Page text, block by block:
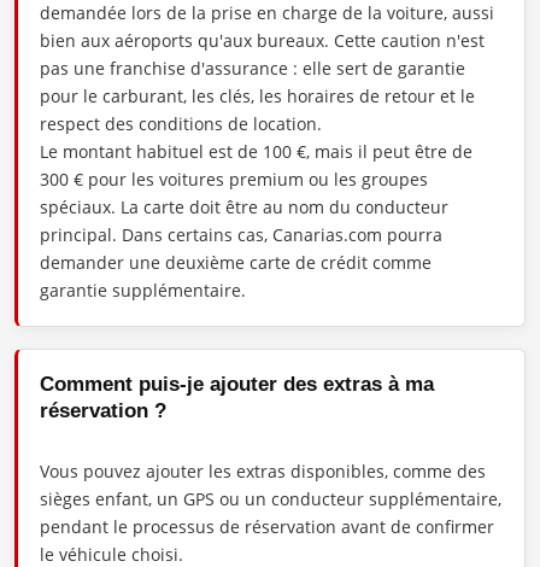
demandée lors de la prise en charge de la voiture, aussi
bien aux aéroports qu'aux bureaux. Cette caution n'est
pas une franchise d'assurance : elle sert de garantie
pour le carburant, les clés, les horaires de retour et le
respect des conditions de location.
Le montant habituel est de 100 €, mais il peut être de
300 € pour les voitures premium ou les groupes
spéciaux. La carte doit être au nom du conducteur
principal. Dans certains cas, Canarias.com pourra
demander une deuxième carte de crédit comme
garantie supplémentaire.
Comment puis-je ajouter des extras à ma
réservation ?
Vous pouvez ajouter les extras disponibles, comme des
sièges enfant, un GPS ou un conducteur supplémentaire,
pendant le processus de réservation avant de confirmer
le véhicule choisi.